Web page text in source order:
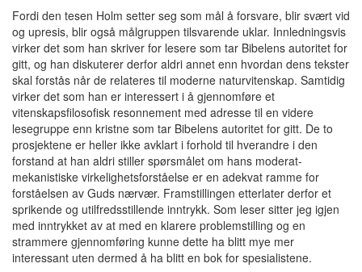
Fordi den tesen Holm setter seg som mål å forsvare, blir svært vid
og upresis, blir også målgruppen tilsvarende uklar. Innledningsvis
virker det som han skriver for lesere som tar Bibelens autoritet for
gitt, og han diskuterer derfor aldri annet enn hvordan dens tekster
skal forstås når de relateres til moderne naturvitenskap. Samtidig
virker det som han er interessert i å gjennomføre et
vitenskapsfilosofisk resonnement med adresse til en videre
lesegruppe enn kristne som tar Bibelens autoritet for gitt. De to
prosjektene er heller ikke avklart i forhold til hverandre i den
forstand at han aldri stiller spørsmålet om hans moderat-
mekanistiske virkelighetsforståelse er en adekvat ramme for
forståelsen av Guds nærvær. Framstillingen etterlater derfor et
sprikende og utilfredsstillende inntrykk. Som leser sitter jeg igjen
med inntrykket av at med en klarere problemstilling og en
strammere gjennomføring kunne dette ha blitt mye mer
interessant uten dermed å ha blitt en bok for spesialistene.